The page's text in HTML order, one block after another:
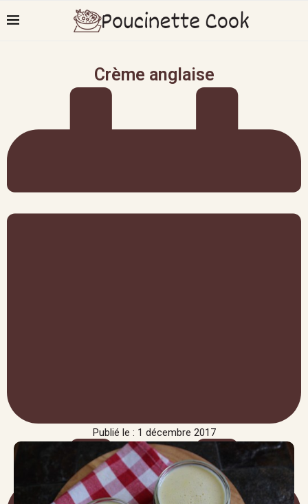
Crème anglaise
Publié le : 1 décembre 2017